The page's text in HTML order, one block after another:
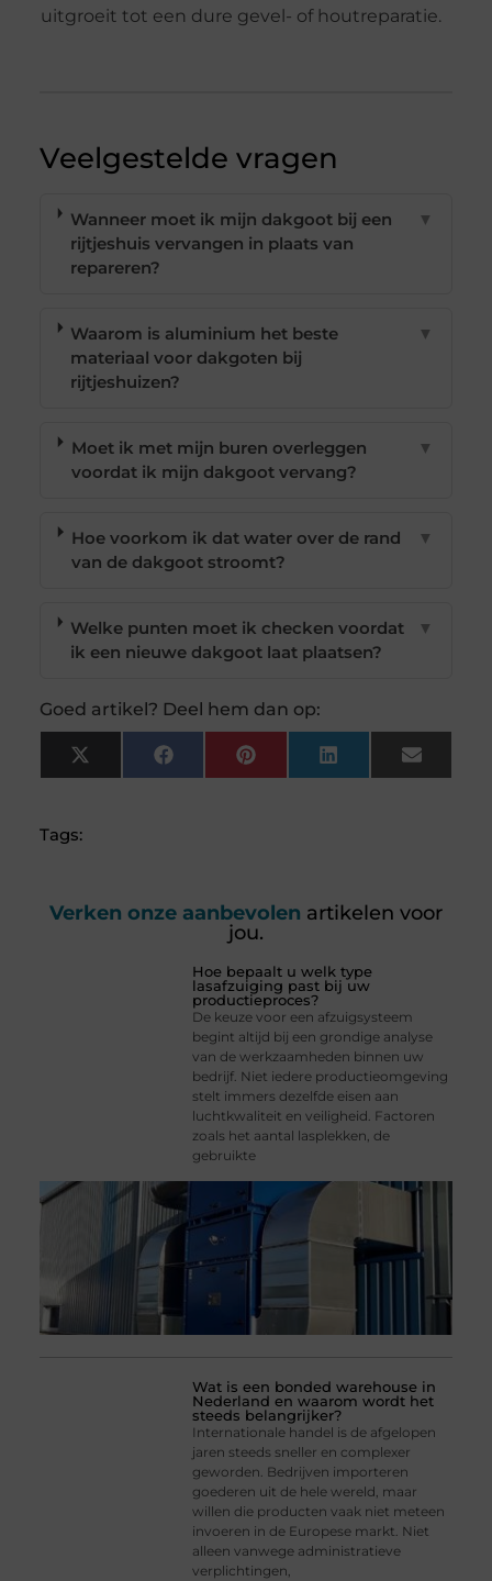
uitgroeit tot een dure gevel- of houtreparatie.
Veelgestelde vragen
Wanneer moet ik mijn dakgoot bij een
rijtjeshuis vervangen in plaats van
repareren?
▼
Waarom is aluminium het beste
materiaal voor dakgoten bij
rijtjeshuizen?
▼
Moet ik met mijn buren overleggen
voordat ik mijn dakgoot vervang?
▼
Hoe voorkom ik dat water over de rand
van de dakgoot stroomt?
▼
Welke punten moet ik checken voordat
ik een nieuwe dakgoot laat plaatsen?
▼
Goed artikel? Deel hem dan op:
X
(Twitter)
FacebookPinterest LinkedIn Email
Tags:
Verken onze aanbevolen artikelen voor
jou.
Hoe bepaalt u welk type
lasafzuiging past bij uw
productieproces?
De keuze voor een afzuigsysteem
begint altijd bij een grondige analyse
van de werkzaamheden binnen uw
bedrijf. Niet iedere productieomgeving
stelt immers dezelfde eisen aan
luchtkwaliteit en veiligheid. Factoren
zoals het aantal lasplekken, de
gebruikte
Wat is een bonded warehouse in
Nederland en waarom wordt het
steeds belangrijker?
Internationale handel is de afgelopen
jaren steeds sneller en complexer
geworden. Bedrijven importeren
goederen uit de hele wereld, maar
willen die producten vaak niet meteen
invoeren in de Europese markt. Niet
alleen vanwege administratieve
verplichtingen,